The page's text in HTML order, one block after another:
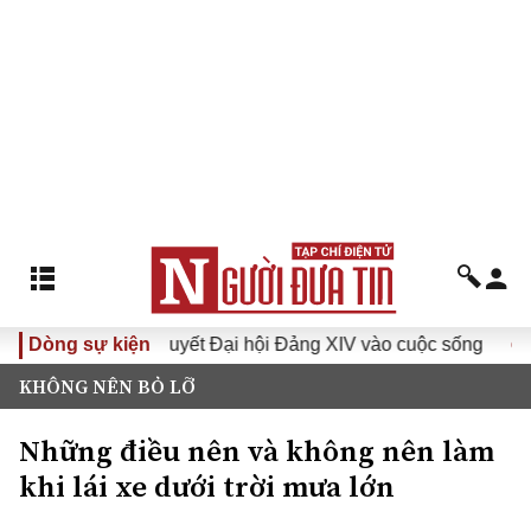
Dòng sự kiện
quyết Đại hội Đảng XIV vào cuộc sống Hướng tới Đại
KHÔNG NÊN BỎ LỠ
Những điều nên và không nên làm
khi lái xe dưới trời mưa lớn